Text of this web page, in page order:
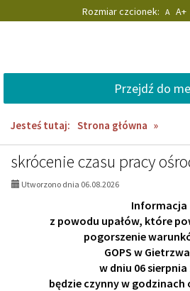
do
do
Rozmiar czcionek: A A+
Przejdź do
Jesteś tutaj: Strona główna »
AKTUALNOŚCI,
strona
skrócenie czasu pracy
Utworzono dnia 06.08.2026
Informacja
z powodu upałów, które
pogorszenie
GOPS w
w dniu 06 sierpnia
będzie czynny w godzinach